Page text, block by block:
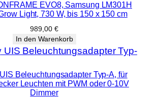
EVO8, Samsung LM301H
Light, 730 W, bis 150 x 150 cm
989,00 €
In den Warenkorb
Beleuchtungsadapter Typ-A, für
Leuchten mit PWM oder 0-10V
Dimmer